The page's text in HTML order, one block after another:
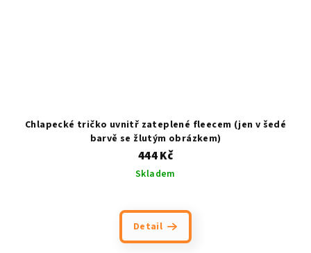
Chlapecké tričko uvnitř zateplené fleecem (jen v šedé
barvě se žlutým obrázkem)
444 Kč
Skladem
Detail